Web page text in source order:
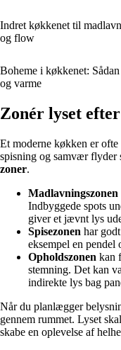
Indret køkkenet til
og flow
Boheme i køkkenet:
og varme
Zonér lyset
Et moderne køkken er
spisning og samvær flyder
zoner.
Madlavningszonen
Indbyggede spots
giver et jævnt lys
Spisezonen har
eksempel en pendel
Opholdszonen kan
stemning. Det kan
indirekte lys bag
Når du planlægger
gennem rummet. Lyset
skabe en oplevelse af